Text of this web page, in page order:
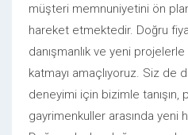
müşteri memnuniyetini ön
hareket etmektedir. Doğru
danışmanlık ve yeni
katmayı amaçlıyoruz. Siz de
deneyimi için bizimle
gayrimenkuller arasında yeni